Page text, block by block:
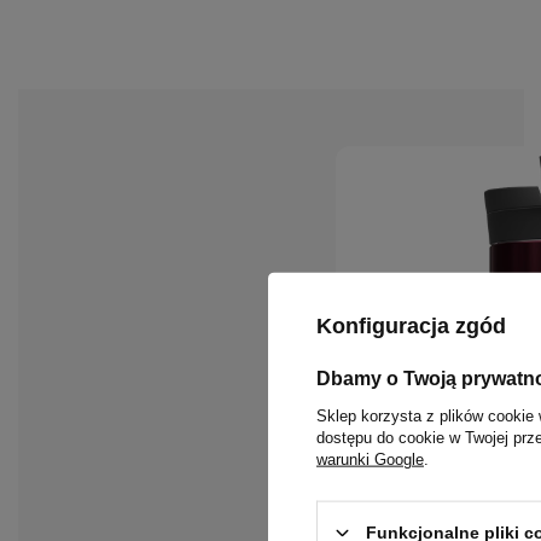
Konfiguracja zgód
Dbamy o Twoją
Sklep korzysta z plików cookie
dostępu do cookie w Twojej
warunki Google
Funkcjonalne pliki